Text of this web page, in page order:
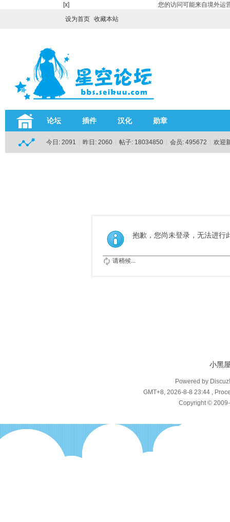
[x]
您的访问可能来自境外运
设为首页
收藏本站
论坛 插件 汉化 勋章
今日: 2091 昨日: 2060 帖子: 18034850 会员: 495672 欢迎
抱歉，您尚未登录，无法进行
请稍候...
小黑
Powered by
GMT+8, 2026-8-8 23:44 ,
Copyright ©